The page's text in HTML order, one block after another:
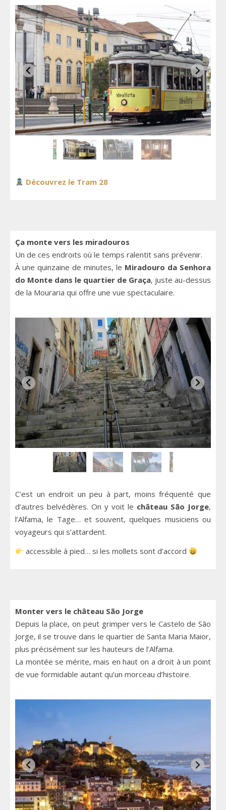
Découvrez le Tram 28
Ça monte vers les miradouros
Un de ces endroits où le temps ralentit sans prévenir.
À une quinzaine de minutes, le Miradouro da Senhora
do Monte dans le quartier de Graça, juste au-dessus
de la Mouraria qui offre une vue spectaculaire.
C’est un endroit un peu à part, moins fréquenté que
d’autres belvédères. On y voit le château São Jorge,
l’Alfama, le Tage… et souvent, quelques musiciens ou
voyageurs qui s’attardent.
accessible à pied… si les mollets sont d’accord
Monter vers le château São Jorge
Depuis la place, on peut grimper vers le Castelo de São
Jorge, il se trouve dans le quartier de Santa Maria Maior,
plus précisément sur les hauteurs de l’Alfama.
La montée se mérite, mais en haut on a droit à un point
de vue formidable autant qu’un morceau d’histoire.